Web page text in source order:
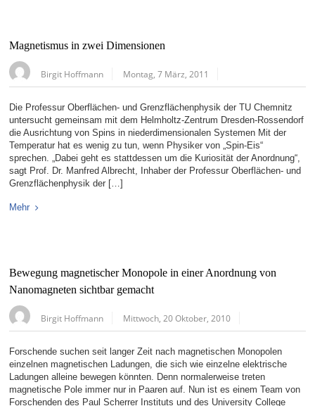
Magnetismus in zwei Dimensionen
Birgit Hoffmann Montag, 7 März, 2011
Die Professur Oberflächen- und Grenzflächenphysik der TU Chemnitz
untersucht gemeinsam mit dem Helmholtz-Zentrum Dresden-Rossendorf
die Ausrichtung von Spins in niederdimensionalen Systemen Mit der
Temperatur hat es wenig zu tun, wenn Physiker von „Spin-Eis“
sprechen. „Dabei geht es stattdessen um die Kuriosität der Anordnung“,
sagt Prof. Dr. Manfred Albrecht, Inhaber der Professur Oberflächen- und
Grenzflächenphysik der […]
Mehr
Bewegung magnetischer Monopole in einer Anordnung von
Nanomagneten sichtbar gemacht
Birgit Hoffmann Mittwoch, 20 Oktober, 2010
Forschende suchen seit langer Zeit nach magnetischen Monopolen
einzelnen magnetischen Ladungen, die sich wie einzelne elektrische
Ladungen alleine bewegen könnten. Denn normalerweise treten
magnetische Pole immer nur in Paaren auf. Nun ist es einem Team von
Forschenden des Paul Scherrer Instituts und des University College